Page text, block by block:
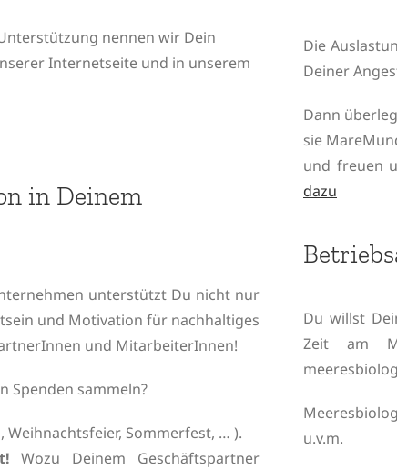
nennen wir Dein
Internetseite und in unserem
in Deinem
unterstützt Du nicht nur
und Motivation für nachhaltiges
und MitarbeiterInnen!
Spenden sammeln?
Weihnachtsfeier, Sommerfest, … ).
Wozu Deinem Geschäftspartner
Die
Deiner
Dann
sie
und freuen
dazu
Du willst
Zeit am
u.v.m.